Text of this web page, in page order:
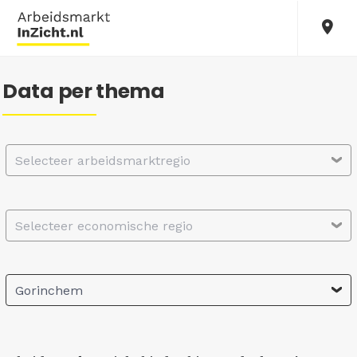
Data per thema
Selecteer arbeidsmarktregio
Selecteer economische regio
Gorinchem